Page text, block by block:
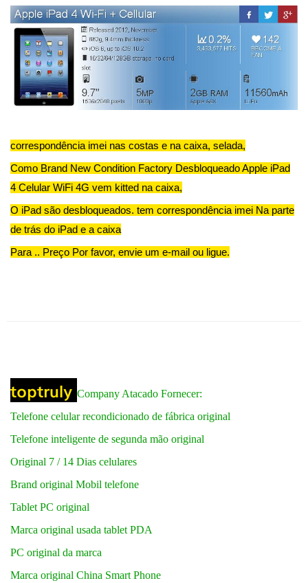
correspondência imei nas costas e na caixa, selada,
Como Brand New Condition Factory Desbloqueado Apple iPad
4 Celular WiFi 4G vem kitted na caixa,
O iPad são desbloqueados. tem correspondência imei Na parte
de trás do iPad e a caixa
Para .. Preço Por favor, envie um e-mail ou ligue.
toptruly Company Atacado Fornecer:
Telefone celular recondicionado de fábrica original
Telefone inteligente de segunda mão original
Original 7 / 14 Dias celulares
Brand original Mobil telefone
Tablet PC original
Marca original usada tablet PDA
PC original da marca
Marca original China Smart Phone